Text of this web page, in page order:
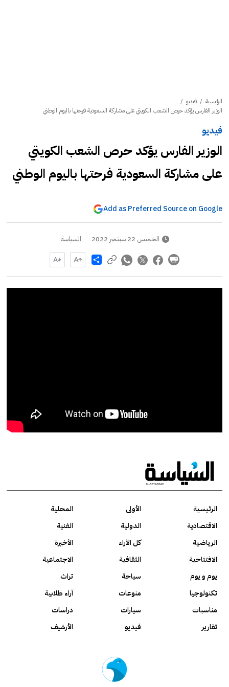
الرئيسية / فيديو /
الوزير الفارس يؤكد حرص الشعب الكويتي على مشاركة السعودية فرحتها باليوم الوطني
فيديو
الوزير الفارس يؤكد حرص الشعب الكويتي
على مشاركة السعودية فرحتها باليوم الوطني
Add as Preferred Source on Google
الخميس 22 سبتمبر 2022 السياسة
Share
الرئيسية الأولى
المحلية
الاقتصادية
الدولية
الفنية
الرياضية
كل الآراء
الأخيرة
الافتتاحية
الثقافية
الاجتماعية
يوم و يوم
سياحة
تراث
تكنولوجيا
منوعات
آراء طلابية
مناسبات
سيارات
دراسات
تقارير
فيديو الأرشيف